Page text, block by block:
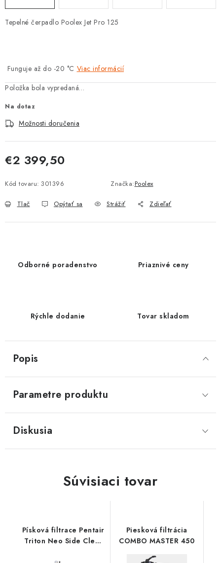
Tepelné čerpadlo Poolex Jet Pro 125
Funguje až do -20 °C Viac informácií
Položka bola vypredaná…
Na dotaz
Možnosti doručenia
€2 399,50
Kód tovaru: 301396 Značka:Poolex
Tlač Opýtať sa Strážiť Zdieľať
Odborné poradenstvo Priaznivé ceny
Rýchle dodanie Tovar skladom
Popis
Parametre produktu
Diskusia
Súvisiaci tovar
Písková filtrace Pentair
Triton Neo Side Clear
Piesková filtrácia
COMBO MASTER 450